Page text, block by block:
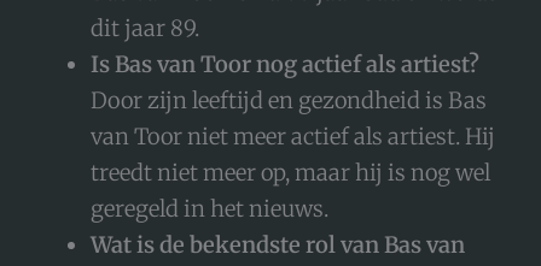
dit jaar 89.
Is Bas van Toor nog actief als artiest?
Door zijn leeftijd en gezondheid is Bas
van Toor niet meer actief als artiest. Hij
treedt niet meer op, maar hij is nog wel
geregeld in het nieuws.
Wat is de bekendste rol van Bas van